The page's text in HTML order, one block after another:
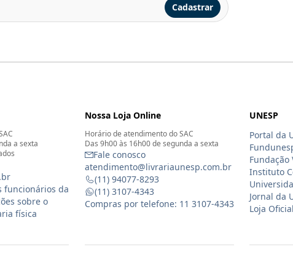
Cadastrar
a sexta
funcionários da
sobre o
física
Nossa Loja Online
Horário de atendimento do SAC
Das 9h00 às 16h00 de segunda a sexta
Fale conosco
atendimento@livrariaunesp.com.br
(11) 94077-8293
(11) 3107-4343
Compras por telefone: 11 3107-4343
UNESP
Portal da
Fundação
Instituto
Jornal da
Loja